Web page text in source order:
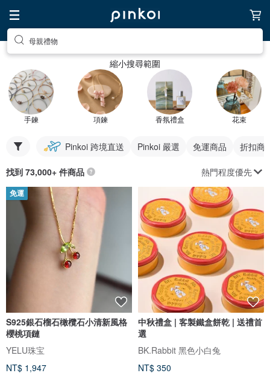
母親禮物
縮小搜尋範圍
手鍊 項鍊 香氛禮盒 花束
Pinkoi 跨境直送 Pinkoi 嚴選 免運商品 折扣商
找到 73,000+ 件商品 熱門程度優先
免運
S925銀石榴石橄欖石小清新風格
櫻桃項鏈
YELU珠宝
NT$ 1,947
中秋禮盒 | 客製鐵盒餅乾 | 送禮首
選
BK.Rabbit 黑色小白兔
NT$ 350